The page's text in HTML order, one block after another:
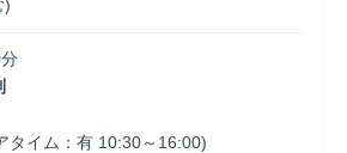
)
タイム：有 10:30～16:00)